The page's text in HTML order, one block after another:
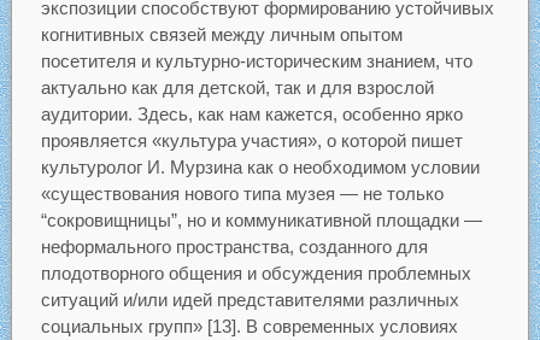
экспозиции способствуют формированию устойчивых
когнитивных связей между личным опытом
посетителя и культурно-историческим знанием, что
актуально как для детской, так и для взрослой
аудитории. Здесь, как нам кажется, особенно ярко
проявляется «культура участия», о которой пишет
культуролог И. Мурзина как о необходимом условии
«существования нового типа музея — не только
“сокровищницы”, но и коммуникативной площадки —
неформального пространства, созданного для
плодотворного общения и обсуждения проблемных
ситуаций и/или идей представителями различных
социальных групп» [13]. В современных условиях